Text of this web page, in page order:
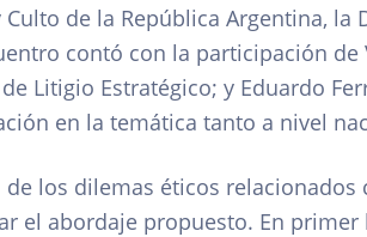
de la República Argentina, la
contó con la participación
Litigio Estratégico; y Eduardo
en la temática tanto a nivel
los dilemas éticos relacionados
el abordaje propuesto. En primer